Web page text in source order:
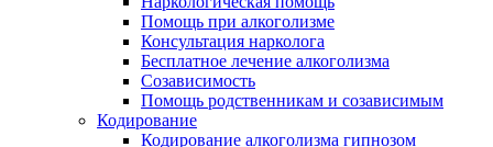
Помощь при алкоголизме
Консультация нарколога
Бесплатное лечение алкоголизма
Созависимость
Помощь родственникам и созависимым
Кодирование
Кодирование алкоголизма гипнозом